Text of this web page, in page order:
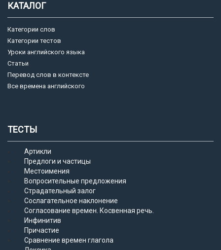
КАТАЛОГ
Категории слов
Категории тестов
Уроки английского языка
Статьи
Перевод слов в контексте
Все времена английского
ТЕСТЫ
Артикли
Предлоги и частицы
Местоимения
Вопросительные предложения
Страдательный залог
Сослагательное наклонение
Согласование времен. Косвенная речь.
Инфинитив
Причастие
Сравнение времен глагола